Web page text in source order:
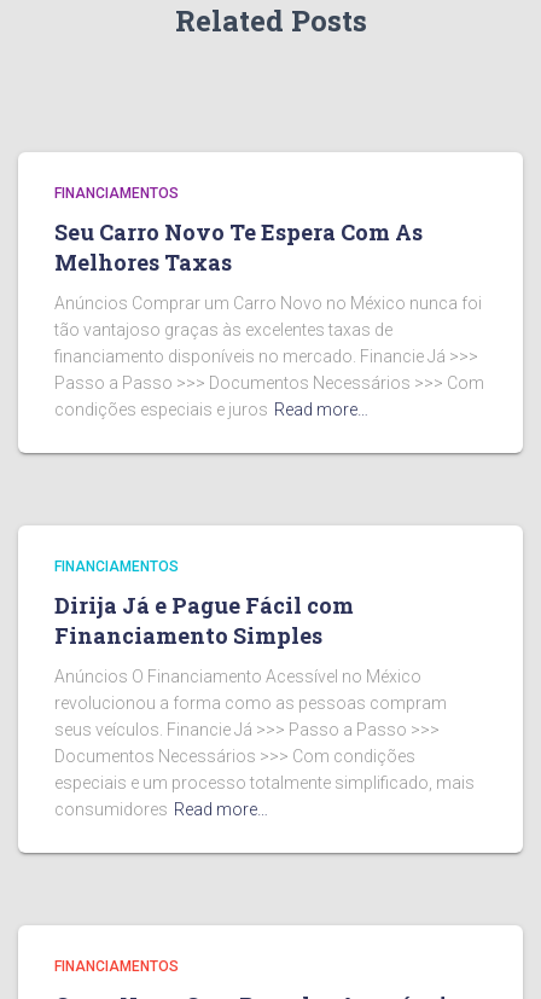
Related Posts
FINANCIAMENTOS
Seu Carro Novo Te Espera Com As
Melhores Taxas
Anúncios Comprar um Carro Novo no México nunca foi
tão vantajoso graças às excelentes taxas de
financiamento disponíveis no mercado. Financie Já >>>
Passo a Passo >>> Documentos Necessários >>> Com
condições especiais e juros Read more…
FINANCIAMENTOS
Dirija Já e Pague Fácil com
Financiamento Simples
Anúncios O Financiamento Acessível no México
revolucionou a forma como as pessoas compram
seus veículos. Financie Já >>> Passo a Passo >>>
Documentos Necessários >>> Com condições
especiais e um processo totalmente simplificado, mais
consumidores Read more…
FINANCIAMENTOS